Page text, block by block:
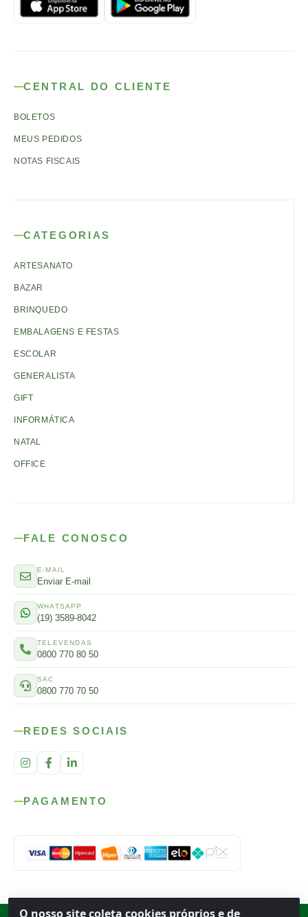
O nosso site coleta cookies próprios e de
CENTRAL DO CLIENTE
BOLETOS
MEUS PEDIDOS
NOTAS FISCAIS
CATEGORIAS
ARTESANATO
BAZAR
BRINQUEDO
EMBALAGENS E FESTAS
ESCOLAR
GENERALISTA
GIFT
INFORMÁTICA
NATAL
OFFICE
FALE CONOSCO
E-MAIL
Enviar E-mail
WHATSAPP
(19) 3589-8042
TELEVENDAS
0800 770 80 50
SAC
0800 770 70 50
REDES SOCIAIS
PAGAMENTO